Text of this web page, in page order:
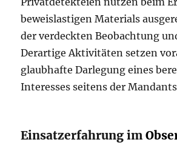
beweislastigen Materials
der verdeckten Beobachtung
Derartige Aktivitäten setzen
glaubhafte Darlegung eines
Interesses seitens der
Einsatzerfahrung im